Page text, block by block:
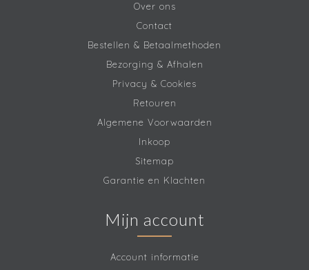
Over ons
Contact
Bestellen & Betaalmethoden
Bezorging & Afhalen
Privacy & Cookies
Retouren
Algemene Voorwaarden
Inkoop
Sitemap
Garantie en Klachten
Mijn account
Account informatie